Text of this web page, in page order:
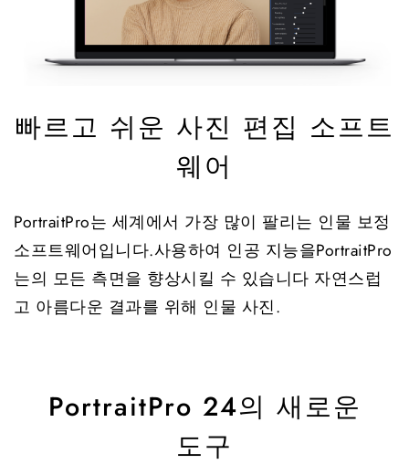
빠르고 쉬운 사진 편집 소프트
웨어
PortraitPro는 세계에서 가장 많이 팔리는 인물 보정
소프트웨어입니다.사용하여 인공 지능을PortraitPro
는의 모든 측면을 향상시킬 수 있습니다 자연스럽
고 아름다운 결과를 위해 인물 사진.
PortraitPro 24의 새로운
도구